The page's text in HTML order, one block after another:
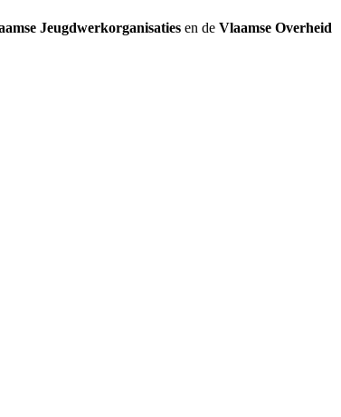
Jeugdwerkorganisaties en de Vlaamse Overheid